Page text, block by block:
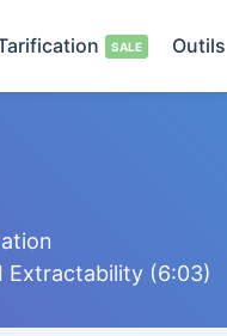
Outils
Extractability (6:03)